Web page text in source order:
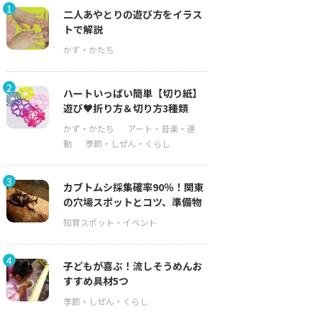
1
二人あやとりの遊び方をイラス
トで解説
2
ハートいっぱい簡単【切り紙】
遊び♥折り方＆切り方3種類
3
カブトムシ採集確率90％！関東
の穴場スポットとコツ、準備物
4
子どもが喜ぶ！流しそうめんお
すすめ具材5つ